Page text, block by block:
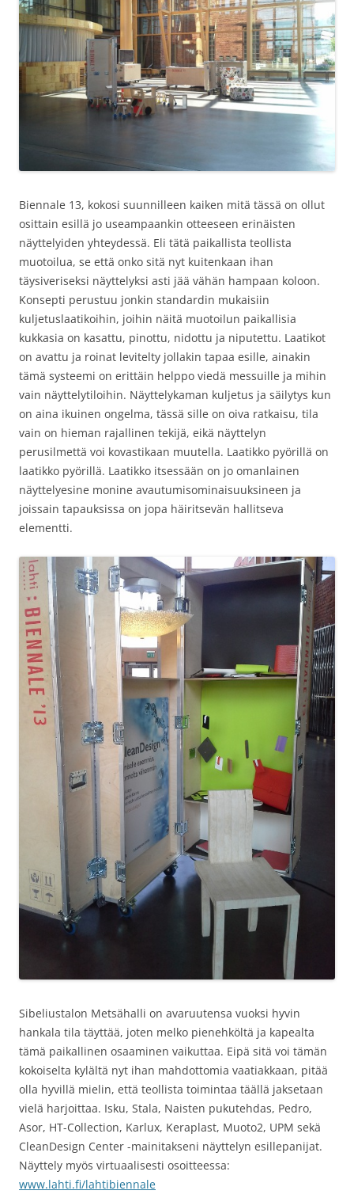
Biennale 13, kokosi suunnilleen kaiken mitä tässä on ollut
osittain esillä jo useampaankin otteeseen erinäisten
näyttelyiden yhteydessä. Eli tätä paikallista teollista
muotoilua, se että onko sitä nyt kuitenkaan ihan
täysiveriseksi näyttelyksi asti jää vähän hampaan koloon.
Konsepti perustuu jonkin standardin mukaisiin
kuljetuslaatikoihin, joihin näitä muotoilun paikallisia
kukkasia on kasattu, pinottu, nidottu ja niputettu. Laatikot
on avattu ja roinat levitelty jollakin tapaa esille, ainakin
tämä systeemi on erittäin helppo viedä messuille ja mihin
vain näyttelytiloihin. Näyttelykaman kuljetus ja säilytys kun
on aina ikuinen ongelma, tässä sille on oiva ratkaisu, tila
vain on hieman rajallinen tekijä, eikä näyttelyn
perusilmettä voi kovastikaan muutella. Laatikko pyörillä on
laatikko pyörillä. Laatikko itsessään on jo omanlainen
näyttelyesine monine avautumisominaisuuksineen ja
joissain tapauksissa on jopa häiritsevän hallitseva
elementti.
Sibeliustalon Metsähalli on avaruutensa vuoksi hyvin
hankala tila täyttää, joten melko pienehköltä ja kapealta
tämä paikallinen osaaminen vaikuttaa. Eipä sitä voi tämän
kokoiselta kylältä nyt ihan mahdottomia vaatiakkaan, pitää
olla hyvillä mielin, että teollista toimintaa täällä jaksetaan
vielä harjoittaa. Isku, Stala, Naisten pukutehdas, Pedro,
Asor, HT-Collection, Karlux, Keraplast, Muoto2, UPM sekä
CleanDesign Center -mainitakseni näyttelyn esillepanijat.
Näyttely myös virtuaalisesti osoitteessa:
www.lahti.fi/lahtibiennale